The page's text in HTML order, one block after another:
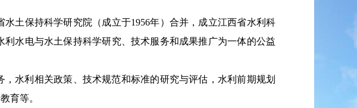
水土保持科学研究院（成立于1956年）合并，成立江西省水利科
水电与水土保持科学研究、技术服务和成果推广为一体的公益
水利相关政策、技术规范和标准的研究与评估，水利前期规划
育等。